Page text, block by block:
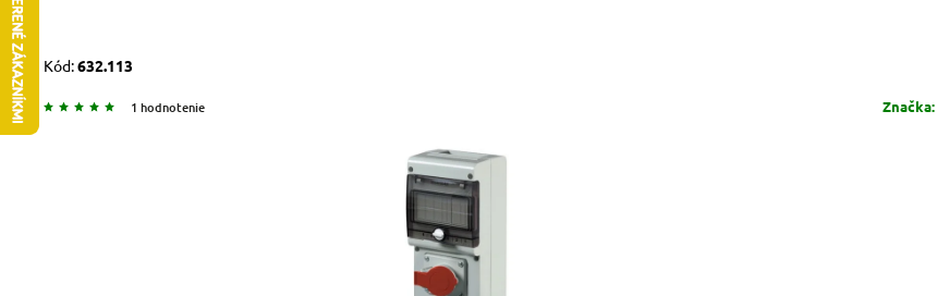
Kód:632.113
1 hodnotenie Značka: